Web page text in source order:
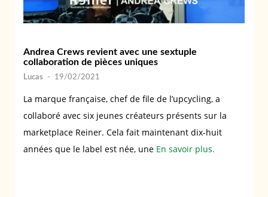
Andrea Crews revient avec une sextuple
collaboration de pièces uniques
Lucas - 19/02/2021
La marque française, chef de file de l’upcycling, a
collaboré avec six jeunes créateurs présents sur la
marketplace Reiner. Cela fait maintenant dix-huit
années que le label est née, une En savoir plus.